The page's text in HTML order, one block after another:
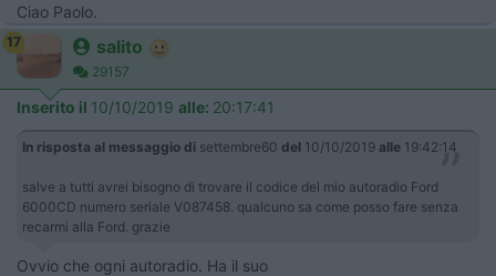
Ciao Paolo.
17 salito
29157
Inserito il 10/10/2019 alle: 20:17:41
In risposta al messaggio di settembre60 del 10/10/2019 alle 19:42:14
salve a tutti avrei bisogno di trovare il codice del mio autoradio Ford
6000CD numero seriale V087458. qualcuno sa come posso fare senza
recarmi alla Ford. grazie
Ovvio che ogni autoradio. Ha il suo